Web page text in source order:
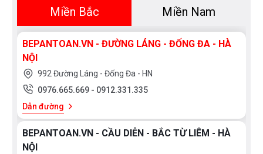
Miền Bắc Miền Nam
BEPANTOAN.VN - ĐƯỜNG LÁNG - ĐỐNG ĐA - HÀ
NỘI
992 Đường Láng - Đống Đa - HN
0976.665.669 - 0912.331.335
Dẫn đường
BEPANTOAN.VN - CẦU DIỄN - BẮC TỪ LIÊM - HÀ
NỘI